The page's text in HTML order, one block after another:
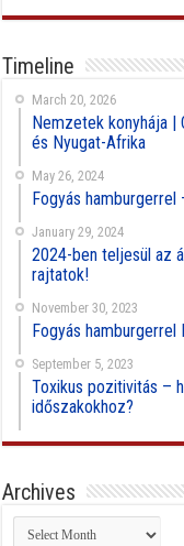
Timeline
March 20, 2026
Nemzetek konyhája |
és Nyugat-Afrika
May 26, 2024
Fogyás
January 29, 2024
2024-ben teljesül az
rajtatok!
November 30, 2023
Fogyás
September 5, 2023
Toxikus pozitivitás –
időszakokhoz?
Archives
Archives